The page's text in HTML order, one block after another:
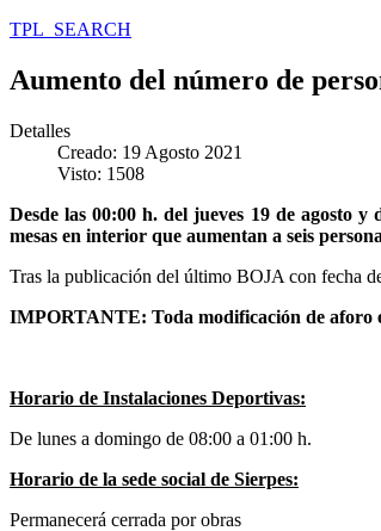
TPL_SEARCH
Aumento del número de
Detalles
Creado: 19 Agosto 2021
Visto: 1508
Desde las 00:00 h. del jueves 19 de agosto
mesas en interior que aumentan a seis
Tras la publicación del último BOJA con fecha
IMPORTANTE: Toda modificación de aforo
Horario de Instalaciones Deportivas:
De lunes a domingo de 08:00 a 01:00 h.
Horario de la sede social de Sierpes:
Permanecerá cerrada por obras